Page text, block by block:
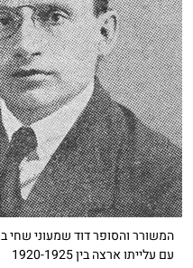
המשורר והסופר דוד שמעוני שחי
עם עלייתו ארצה בין1920-1925